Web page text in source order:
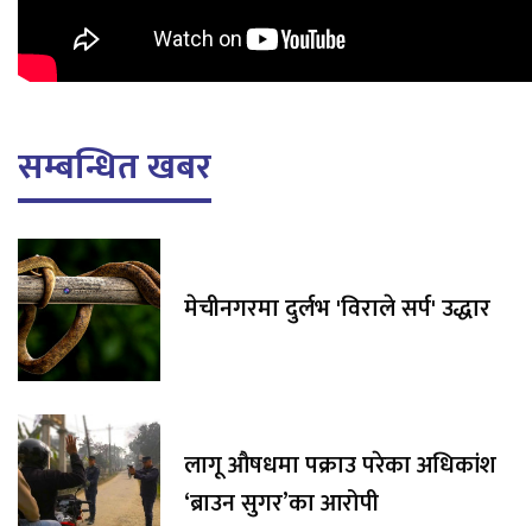
सम्बन्धित खबर
मेचीनगरमा दुर्लभ 'विराले सर्प' उद्धार
लागू औषधमा पक्राउ परेका अधिकांश
‘ब्राउन सुगर’का आरोपी